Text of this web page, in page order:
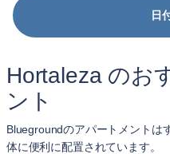
日
Hortaleza のお
ント
Bluegroundのアパートメントは
体に便利に配置されています。